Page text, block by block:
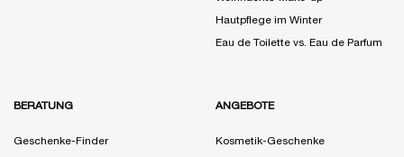
Hautpflege im Winter
Eau de Toilette vs. Eau de Parfum
BERATUNG
Geschenke-Finder
ANGEBOTE
Kosmetik-Geschenke